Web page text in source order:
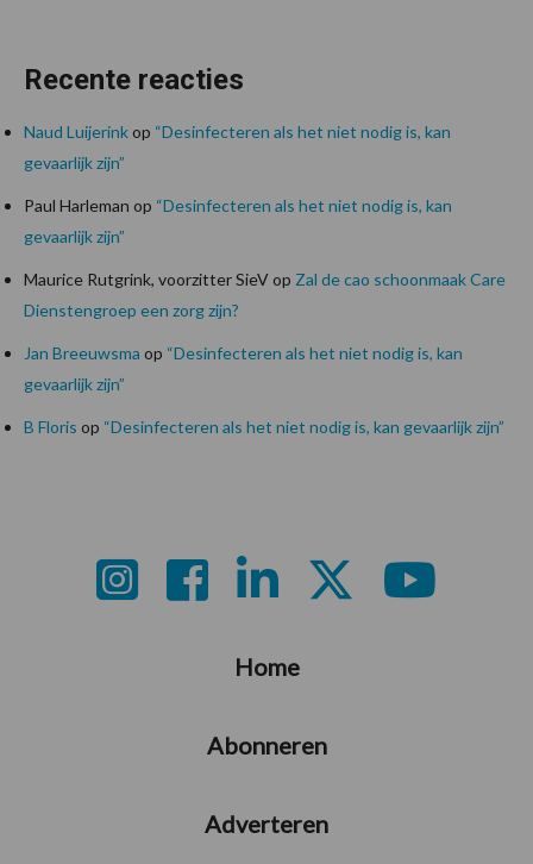
Recente reacties
Naud Luijerinkop “Desinfecteren als het niet nodig is, kan
gevaarlijk zijn”
Paul Harleman op “Desinfecteren als het niet nodig is, kan
gevaarlijk zijn”
Maurice Rutgrink, voorzitter SieVop Zal de cao schoonmaak Care
Dienstengroep een zorg zijn?
Jan Breeuwsma op “Desinfecteren als het niet nodig is, kan
gevaarlijk zijn”
B Floris op “Desinfecteren als het niet nodig is, kan gevaarlijk zijn”
Home
Abonneren
Adverteren